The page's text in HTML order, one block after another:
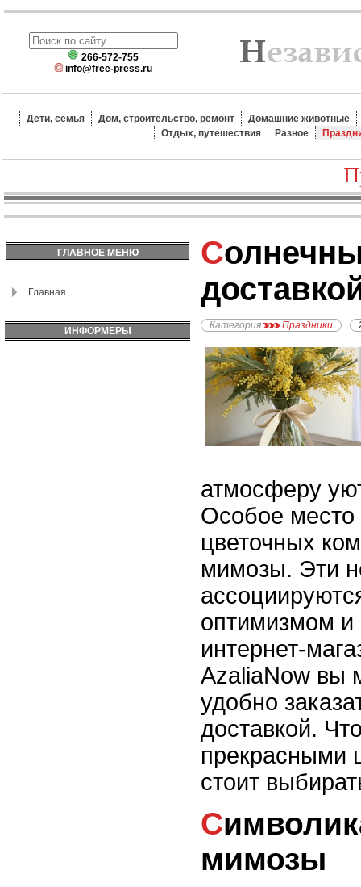
266-572-755
info@free-press.ru
Дети, семья Дом, строительство, ремонт
Домашние животные
Отдых, путешествия
Разное
ГЛАВНОЕ МЕНЮ
Главная
ИНФОРМЕРЫ
Солнечные мимозы с
Категория Праздники
атмосферу
Особое место
цветочных
мимозы. Эти
оптимизмом
интернет-
AzaliaNow вы
удобно
доставкой.
прекрасными
стоит
Символика и значение
мимозы